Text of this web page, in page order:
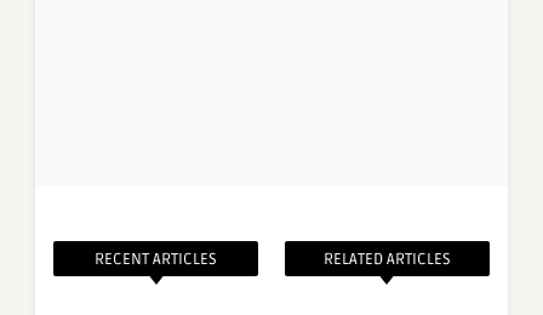
RECENT ARTICLES RELATED ARTICLES